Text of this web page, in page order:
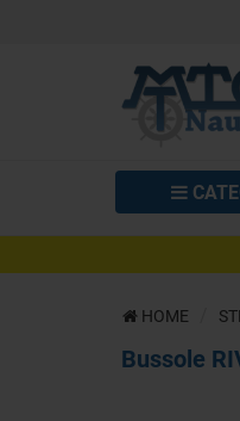
HOME
Bussole